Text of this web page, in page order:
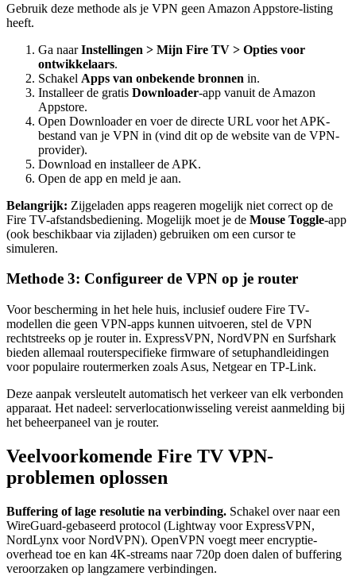
Gebruik deze methode als je VPN geen Amazon Appstore-listing
heeft.
Ga naarInstellingen > Mijn Fire TV > Opties voor
ontwikkelaars.
Schakel Apps van onbekende bronnen in.
Installeer de gratis Downloader-app vanuit de Amazon
Appstore.
Open Downloader en voer de directe URL voor het APK-
bestand van je VPN in (vind dit op de website van de VPN-
provider).
Download en installeer de APK.
Open de app en meld je aan.
Belangrijk: Zijgeladen apps reageren mogelijk niet correct op de
Fire TV-afstandsbediening. Mogelijk moet je de Mouse Toggle-app
(ook beschikbaar via zijladen) gebruiken om een cursor te
simuleren.
Methode 3: Configureer de VPN op je router
Voor bescherming in het hele huis, inclusief oudere Fire TV-
modellen die geen VPN-apps kunnen uitvoeren, stel de VPN
rechtstreeks op je router in. ExpressVPN, NordVPN en Surfshark
bieden allemaal routerspecifieke firmware of setuphandleidingen
voor populaire routermerken zoals Asus, Netgear en TP-Link.
Deze aanpak versleutelt automatisch het verkeer van elk verbonden
apparaat. Het nadeel: serverlocationwisseling vereist aanmelding bij
het beheerpaneel van je router.
Veelvoorkomende Fire TV VPN-
problemen oplossen
Buffering of lage resolutie na verbinding. Schakel over naar een
WireGuard-gebaseerd protocol (Lightway voor ExpressVPN,
NordLynx voor NordVPN). OpenVPN voegt meer encryptie-
overhead toe en kan 4K-streams naar 720p doen dalen of buffering
veroorzaken op langzamere verbindingen.